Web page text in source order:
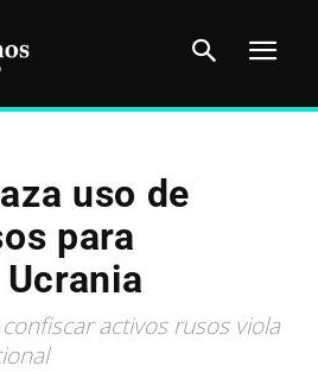
uso de
para
activos rusos viola